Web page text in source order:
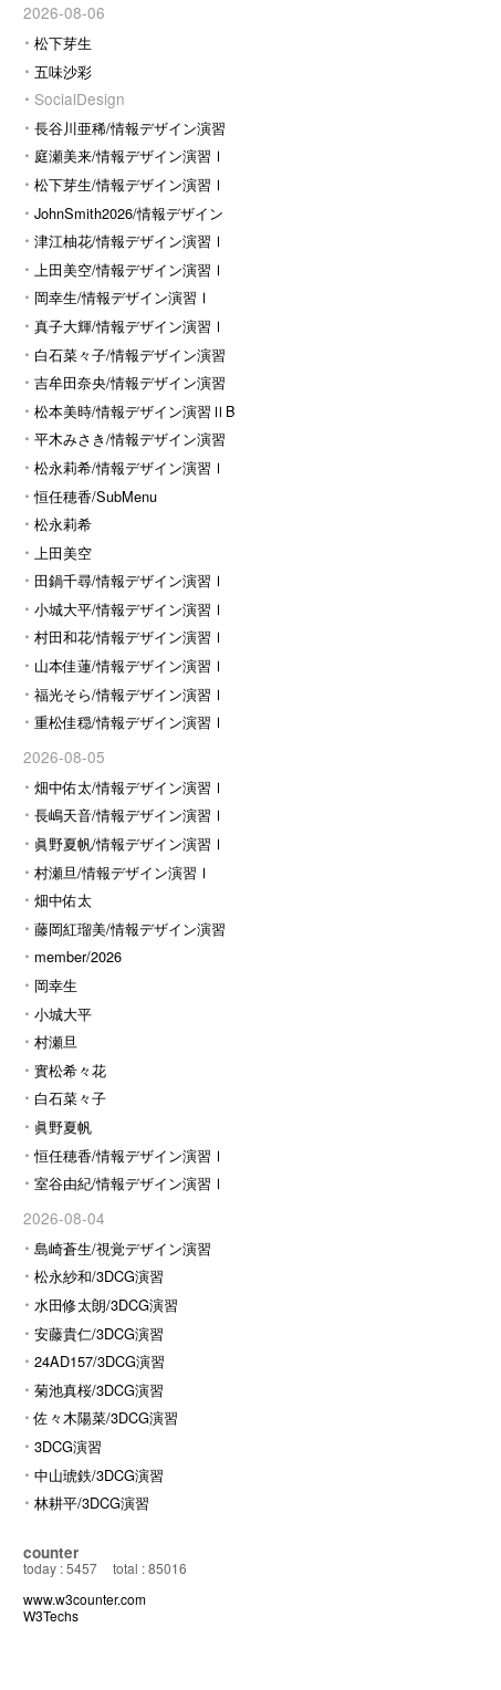
2026-08-06
松下芽生
五味沙彩
SocialDesign
長谷川亜稀/情報デザイン演習
Ⅰ 庭瀬美来/情報デザイン演習Ⅰ
松下芽生/情報デザイン演習Ⅰ
JohnSmith2026/情報デザイン
演習I
津江柚花/情報デザイン演習Ⅰ
上田美空/情報デザイン演習Ⅰ
岡幸生/情報デザイン演習Ⅰ
真子大輝/情報デザイン演習Ⅰ
白石菜々子/情報デザイン演習
Ⅰ 吉牟田奈央/情報デザイン演習
Ⅰ 松本美時/情報デザイン演習ⅡB
平木みさき/情報デザイン演習
Ⅰ 松永莉希/情報デザイン演習Ⅰ
恒任穂香/SubMenu
松永莉希
上田美空
田鍋千尋/情報デザイン演習Ⅰ
小城大平/情報デザイン演習Ⅰ
村田和花/情報デザイン演習Ⅰ
山本佳蓮/情報デザイン演習Ⅰ
福光そら/情報デザイン演習Ⅰ
重松佳穏/情報デザイン演習Ⅰ
2026-08-05
畑中佑太/情報デザイン演習Ⅰ
長嶋天音/情報デザイン演習Ⅰ
眞野夏帆/情報デザイン演習Ⅰ
村瀬旦/情報デザイン演習Ⅰ
畑中佑太
藤岡紅瑠美/情報デザイン演習
Ⅰ member/2026
岡幸生
小城大平
村瀬旦
實松希々花
白石菜々子
眞野夏帆
恒任穂香/情報デザイン演習Ⅰ
室谷由紀/情報デザイン演習Ⅰ
2026-08-04
島崎蒼生/視覚デザイン演習
松永紗和/3DCG演習
水田修太朗/3DCG演習
安藤貴仁/3DCG演習
24AD157/3DCG演習
菊池真桜/3DCG演習
佐々木陽菜/3DCG演習
3DCG演習
中山琥鉄/3DCG演習
林耕平/3DCG演習
counter
today : 5457
total : 85016
www.w3counter.com
W3Techs